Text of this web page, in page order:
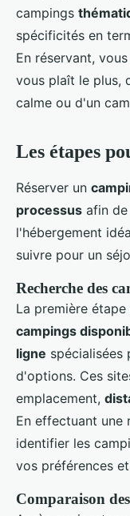
campings
spécificités en
En réservant,
vous plaît le plus,
calme ou d'un
Les étapes
Réserver un
processus afin
l'hébergement
suivre pour un
Recherche des
La première
campings
ligne spécialisées
d'options. Ces
emplacement,
En effectuant une
identifier les
vos préférences
Comparaison